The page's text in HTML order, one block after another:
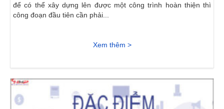
để có thể xây dựng lên được một công trình hoàn thiện thì
công đoạn đầu tiên cần phải...
Xem thêm >